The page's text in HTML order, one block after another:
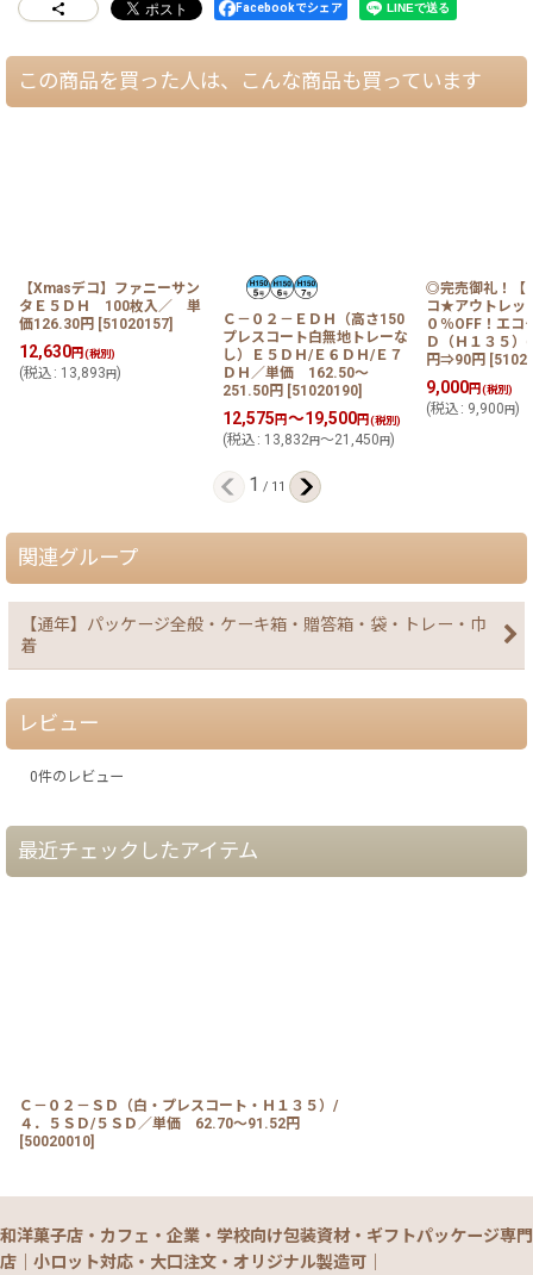
Facebookでシェア
この商品を買った人は、こんな商品も買っています
【Xmasデコ】ファニーサン
タＥ５ＤＨ 100枚入／ 単
価126.30円 [51020157]
12,630円(税別)
(税込 : 13,893円)
Ｃ－０２－ＥＤＨ（高さ150
プレスコート白無地トレーな
し）Ｅ５ＤＨ/Ｅ６ＤＨ/Ｅ７
ＤＨ／単価 162.50〜
251.50円 [51020190]
12,575円～19,500円(税別)
(税込 : 13,832円～21,450円)
◎完売御礼！【
コ★アウトレッ
０％OFF！エコ
Ｄ（Ｈ１３５
円⇒90円 [
9,000円(税別)
(税込 : 9,900円)
1 / 11
関連グループ
【通年】パッケージ全般・ケーキ箱・贈答箱・袋・トレー・巾
着
レビュー
0件のレビュー
最近チェックしたアイテム
Ｃ－０２－ＳＤ（白・プレスコート・Ｈ１３５）/
４．５ＳＤ/５ＳＤ／単価 62.70〜91.52円
[50020010]
和洋菓子店・カフェ・企業・学校向け包装資材・ギフトパッケージ専門
店｜小ロット対応・大口注文・オリジナル製造可｜